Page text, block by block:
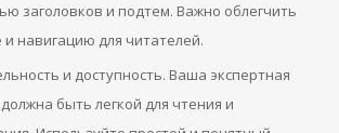
заголовков и подтем. Важно облегчить
и навигацию для читателей.
и доступность. Ваша экспертная
должна быть легкой для чтения и